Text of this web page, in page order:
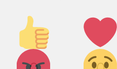
Палец
вверх!
Лайк!
Агрессия!
Грусть :